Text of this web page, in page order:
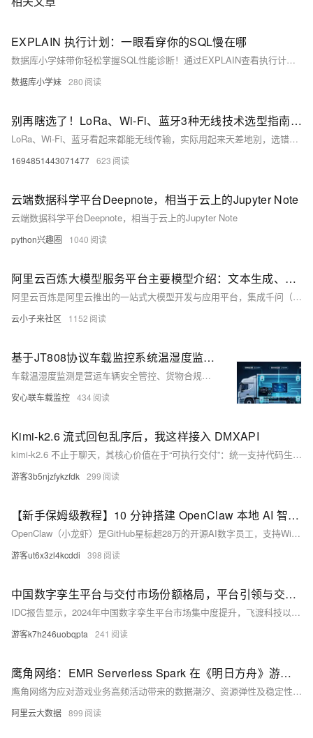
EXPLAIN 执行计划：一眼看穿你的SQL慢在哪
数据库小学妹带你轻松掌握SQL性能诊断！通过EXPLAIN查看执行计划，精准识别索引失效、全表扫描（ALL）、key为NULL等瓶颈。聚焦type、key、rows等6个关键字段，结合实战案例与避坑指南（如函数滥用、最左前缀破坏），让优化有的放矢。学完即用，告别盲目调优！
数据库小学妹 280
别再瞎选了！LoRa、Wi-Fi、蓝牙3种无线技术选型指南，看完再也不踩坑
LoRa、Wi-Fi、蓝牙看起来都能无线传输，实际用起来天差地别，选错了轻则项目延期，重则直接推倒重来。今天就用最通俗易懂的方式讲清三者的核心差异，帮你一次性搞懂不同场景该怎么选。
1694851443071477 623
云端数据科学平台Deepnote，相当于云上的Jupyter Note
云端数据科学平台Deepnote，相当于云上的Jupyter Note
python兴趣圈 1040
阿里云百炼大模型服务平台主要模型介绍：文本生成、图像与视频、音频与语音等热门模型与能力简介
阿里云百炼是阿里云推出的一站式大模型开发与应用平台，集成千问（Qwen）全系列及DeepSeek、Kimi、GLM、MiniMax等主流第三方大模型，覆盖文本、图像、音频、视频、向量等多模态能力。开发者可通过OpenAI兼容API直接调用模型，业务人员则可借助可视化工具快速搭建智能体、知识库问答等AI应用，无需自行部署运维。新用户注册开通即可获赠超7000万tokens免费额度，支持从模型体验到应用落地的流程服务，显著降低AI应用开发门槛。
云小子来社区 1152
基于JT808协议车载监控系统温湿度监测功能详解
车载温湿度监测是营运车辆安全管控、货物合规运输的核心基础，直接关系到行车安全、货物完好及运营合规性。本文从车载温湿度监测的实际需求出发，详解其核心价值与功能实现，重点介绍基于JT808协议的软件落地方案，同时融入4路全方位监控亮点，兼顾基础监测与全方位管控需求，为车载温湿度监测系统的选型与部署提供实用技术参考。
安心联车载监控 434
Kimi-k2.6 流式回包乱序后，我这样接入 ​D​М‌X​Α‌РΙ
kimi-k2.6 不止于聊天，其核心价值在于“可执行交付”：统一支持代码生成、长时程任务、Agent协作、文档→技能复用及多格式输出，具备工程级组合能力。它契合企业对“单模型多工位”的刚需——在研发、内容中台等场景中，稳定闭环完成需求拆解、编码、文档整理等多步任务。真正落地需依托DMXAPI网关实现标准化API集成，解决Web路径的不确定性，让模型能力成为可度量、可审计、可持续的生产基础执行层。（239字）
游客3b5njzfykzfdk 299
【新手保姆级教程】10 分钟搭建 OpenClaw 本地 AI 智能体操作指南
OpenClaw（小龙虾）是GitHub星标超28万的开源AI数字员工，支持Windows一键部署。本地运行、零代码、自动执行任务，10分钟即可完成安装，轻松实现文件整理、浏览器自动化、微信操作等，新手友好，隐私安全。
游客ut6x3zl4kcddi 398
中国数字孪生平台与交付市场份额格局，平台引领与交付落地双轮驱动
IDC报告显示，2024年中国数字孪生平台市场集中度提升，飞渡科技以25.1%份额居首；山东融谷信息专注交付，累计落地800+项目，首创“标准化组件+定制场景”模式，缩短周期40%、降本30%，打通技术到价值的“最后一公里”。
游客k7h246uobqpta 241
鹰角网络：EMR Serverless Spark 在《明日方舟》游戏业务的应用
鹰角网络为应对游戏业务高频活动带来的数据潮汐、资源弹性及稳定性需求，采用阿里云 EMR Serverless Spark 构建云原生大数据架构，迁移后实现计算加速50%，核心链路产出时间提前1.5h，研发效率和稳定性显著提升！
阿里云大数据 899